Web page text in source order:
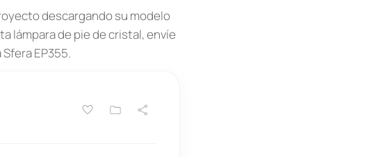
descargando su modelo
lámpara de pie de cristal, envíe
EP355.